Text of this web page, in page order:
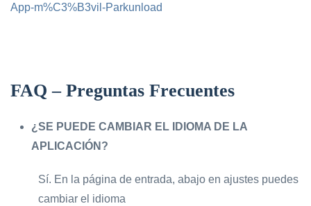
App-m%C3%B3vil-Parkunload
FAQ – Preguntas Frecuentes
¿SE PUEDE CAMBIAR EL IDIOMA DE LA
APLICACIÓN?
Sí. En la página de entrada, abajo en ajustes puedes
cambiar el idioma